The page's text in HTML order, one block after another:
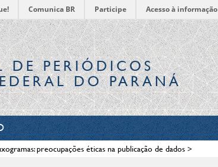
Comunica BR Participe Acesso à informação
DE PERIÓDICOS
DO PARANÁ
preocupações éticas na publicação de dados>